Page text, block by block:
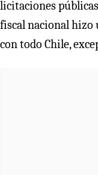
licitaciones
fiscal nacional hizo
con todo Chile,